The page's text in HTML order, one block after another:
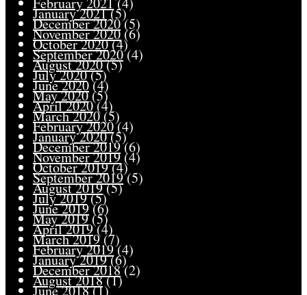
January 2021(5)
December 2020(5)
November 2020 (6)
October 2020(4)
September 2020(4)
August 2020(5)
July 2020(5)
June 2020(4)
May 2020 (5)
April 2020(4)
March 2020 (5)
February 2020(4)
January 2020(5)
December 2019(6)
November 2019 (4)
October 2019(4)
September 2019(5)
August 2019(5)
July 2019(5)
June 2019(6)
May 2019 (5)
April 2019(4)
March 2019 (7)
February 2019(4)
January 2019(6)
December 2018(2)
August 2018(1)
June 2018(1)